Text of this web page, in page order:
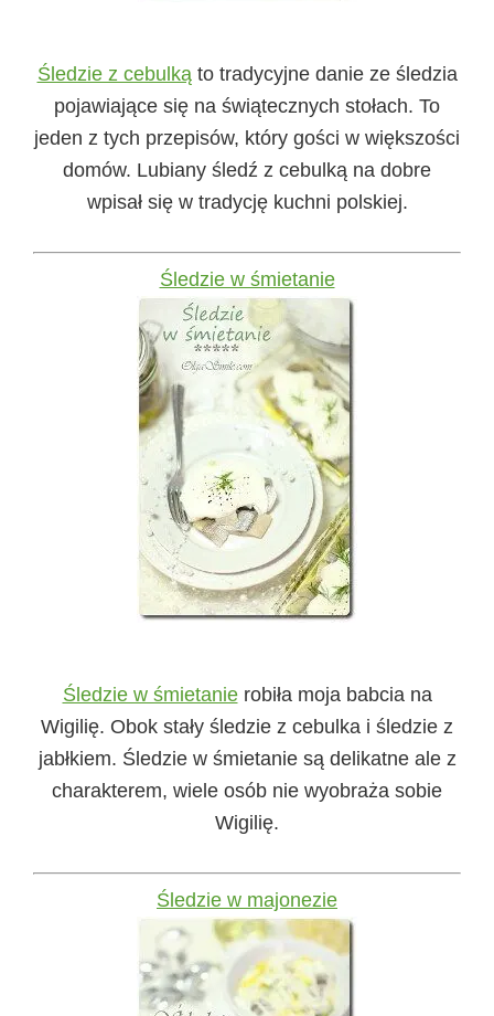
Śledzie z cebulką to tradycyjne danie ze śledzia
pojawiające się na świątecznych stołach. To
jeden z tych przepisów, który gości w większości
domów. Lubiany śledź z cebulką na dobre
wpisał się w tradycję kuchni polskiej.
Śledzie w śmietanie
Śledzie w śmietanierobiła moja babcia na
Wigilię. Obok stały śledzie z cebulka i śledzie z
jabłkiem. Śledzie w śmietanie są delikatne ale z
charakterem, wiele osób nie wyobraża sobie
Wigilię.
Śledzie w majonezie